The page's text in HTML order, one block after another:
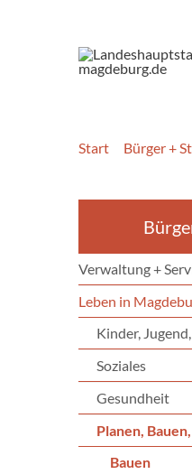
Start Bürger +
Verwaltung +
Leben in
Kinder,
Soziales
Gesundheit
Planen,
Bauen